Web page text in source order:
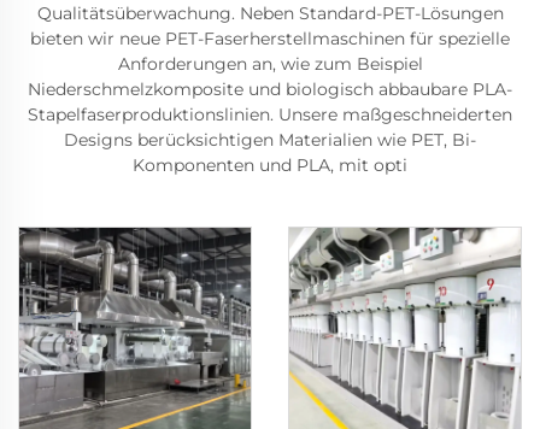
Qualitätsüberwachung. Neben Standard-PET-Lösungen
bieten wir neue PET-Faserherstellmaschinen für spezielle
Anforderungen an, wie zum Beispiel
Niederschmelzkomposite und biologisch abbaubare PLA-
Stapelfaserproduktionslinien. Unsere maßgeschneiderten
Designs berücksichtigen Materialien wie PET, Bi-
Komponenten und PLA, mit opti